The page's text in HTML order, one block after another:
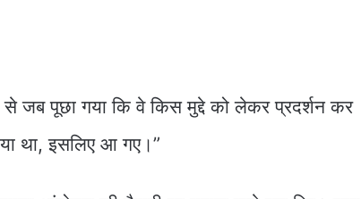
से जब पूछा गया कि वे किस मुद्दे को लेकर प्रदर्शन कर
था, इसलिए आ गए।”